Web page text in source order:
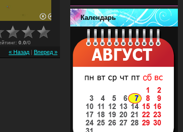
: 0.0/0
« Назад| Вперед »
Календарь